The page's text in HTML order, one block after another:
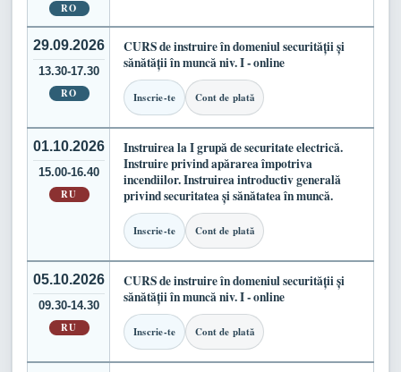
RO
29.09.2026
13.30-17.30
RO
CURS de instruire în domeniul securității și
sănătății în muncă niv. I - online
Inscrie-te Cont de plată
01.10.2026
15.00-16.40
RU
Instruirea la I grupă de securitate electrică.
Instruire privind apărarea împotriva
incendiilor. Instruirea introductiv generală
privind securitatea și sănătatea în muncă.
Inscrie-te Cont de plată
05.10.2026
09.30-14.30
RU
CURS de instruire în domeniul securității și
sănătății în muncă niv. I - online
Inscrie-te Cont de plată